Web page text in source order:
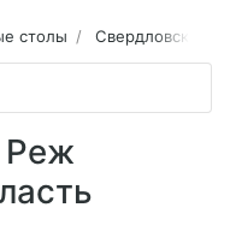
столы Свердловская
Реж